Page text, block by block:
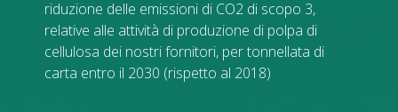
riduzione delle emissioni di CO2 di scopo 3,
relative alle attività di produzione di polpa di
cellulosa dei nostri fornitori, per tonnellata di
carta entro il 2030 (rispetto al 2018)